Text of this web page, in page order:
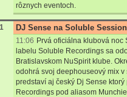
rôznych eventoch.
DJ Sense na Soluble
11:06 Prvá oficiálna klubová
labelu Soluble Recordings sa
Bratislavskom NuSpirit klube.
odohrá svoj deephouseový mix
predstaví aj český Dj Sense
Recordings pod aliasom